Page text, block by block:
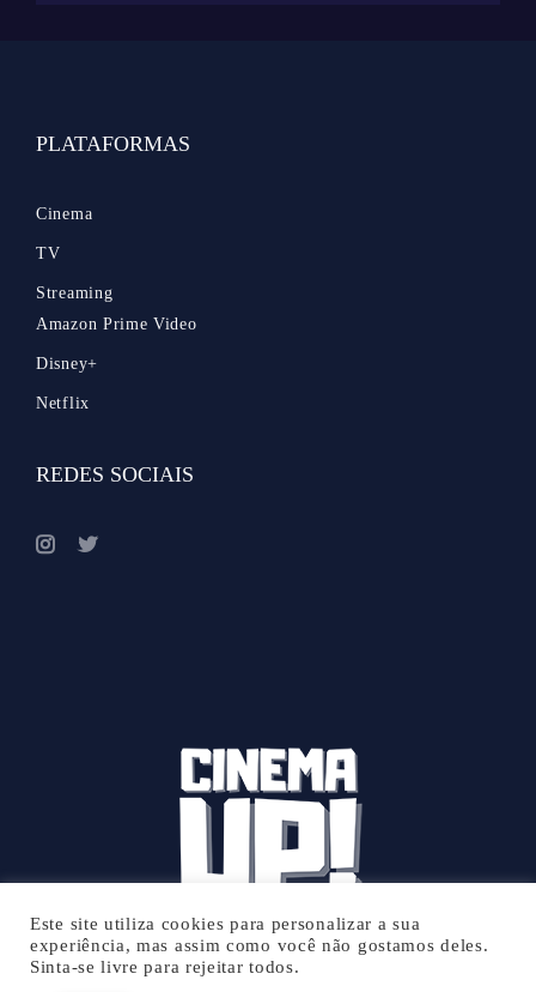
PLATAFORMAS
Cinema
TV
Streaming
Amazon Prime Video
Disney+
Netflix
REDES SOCIAIS
Este site utiliza cookies para personalizar a sua
experiência, mas assim como você não gostamos deles.
Sinta-se livre para rejeitar todos.